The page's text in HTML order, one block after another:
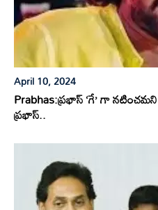
April 10, 2024
Prabhas:ప్రభాస్ ‘గే’ గా
ప్రభాస్..